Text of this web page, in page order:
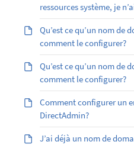
ressources système, je
Qu’est ce qu’un nom de
comment le configurer?
Qu’est ­ce qu’un nom de
comment le configurer?
Comment configurer un
DirectAdmin?
J’ai déjà un nom de